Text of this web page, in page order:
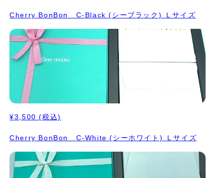
Cherry BonBon C-Black (シーブラック) Ｌサイズ
¥3,500 (税込)
Cherry BonBon C-White (シーホワイト) Ｌサイズ